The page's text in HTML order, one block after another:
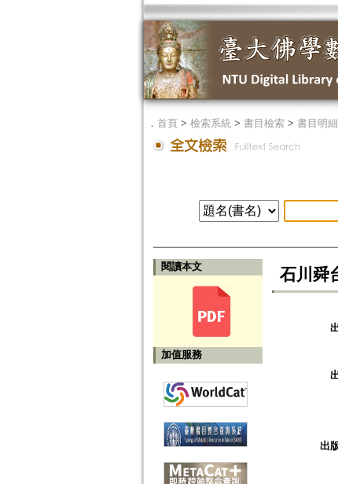
． 首頁> 檢索系統> 書目檢索> 書目明細
閱讀本文
加值服務
石川舜
出